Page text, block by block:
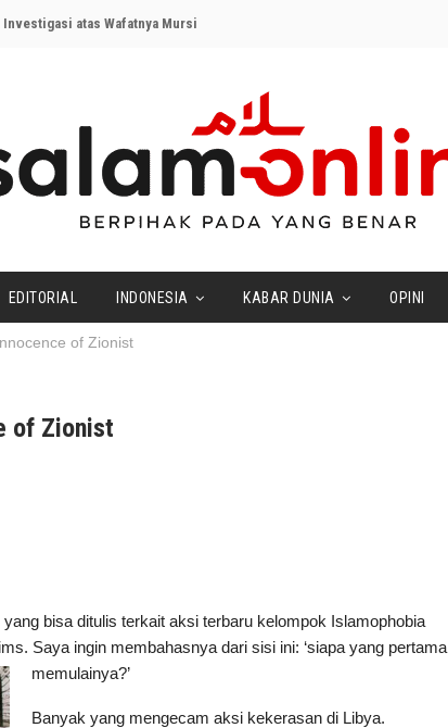
atas Wafatnya Mursi
EDITORIAL INDONESIA KABAR DUNIA OPINI
of Zionist
of Zionist
bisa ditulis terkait aksi terbaru kelompok Islamophobia
Saya ingin membahasnya dari sisi ini: ‘siapa yang pertama
memulainya?’
Banyak yang mengecam aksi kekerasan di Libya.